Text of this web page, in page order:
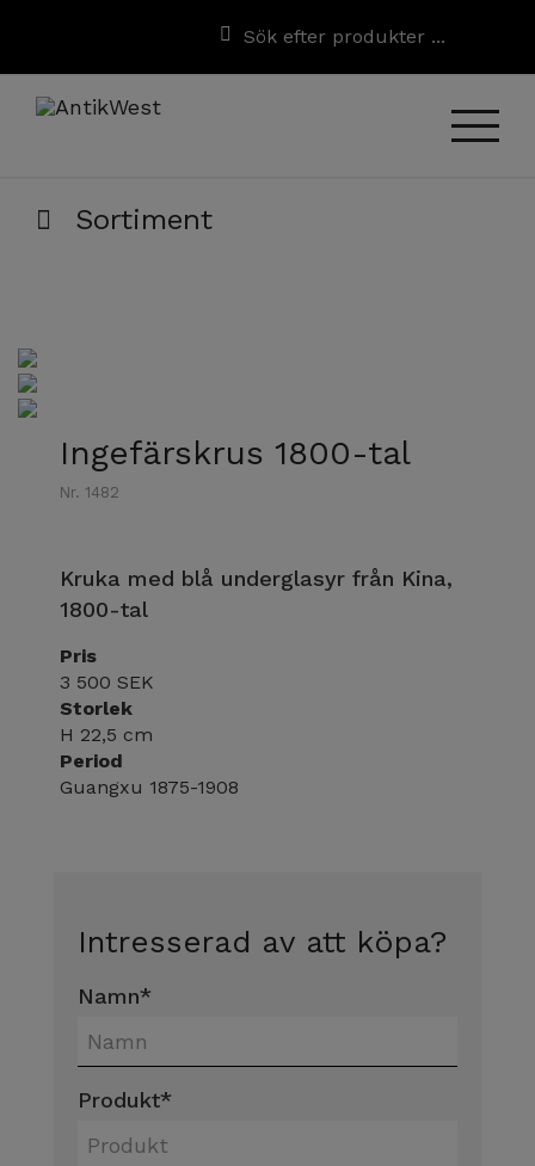
Sortiment
Ingefärskrus 1800-tal
Nr. 1482
Kruka med blå underglasyr från Kina,
1800-tal
Pris
3 500 SEK
Storlek
H 22,5 cm
Period
Guangxu 1875-1908
Intresserad av att köpa?
Namn*
Produkt*